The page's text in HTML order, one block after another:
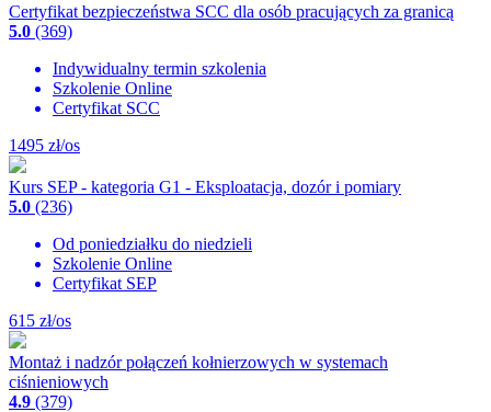
Certyfikat bezpieczeństwa SCC dla osób pracujących za granicą
5.0 (369)
Indywidualny termin szkolenia
Szkolenie Online
Certyfikat SCC
1495 zł/os
Kurs SEP - kategoria G1 - Eksploatacja, dozór i pomiary
5.0 (236)
Od poniedziałku do niedzieli
Szkolenie Online
Certyfikat SEP
615 zł/os
Montaż i nadzór połączeń kołnierzowych w systemach
ciśnieniowych
4.9 (379)